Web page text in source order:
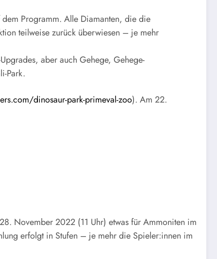
dem Programm. Alle Diamanten, die die
teilweise zurück überwiesen – je mehr
aber auch Gehege, Gehege-
Park.
dinosaur-park-primeval-zoo). Am 22.
November 2022 (11 Uhr) etwas für Ammoniten im
erfolgt in Stufen – je mehr die Spieler:innen im